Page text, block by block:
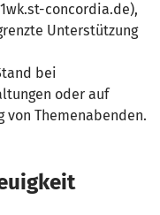
concordia.de),
Unterstützung
bei
oder auf
von Themenabenden.